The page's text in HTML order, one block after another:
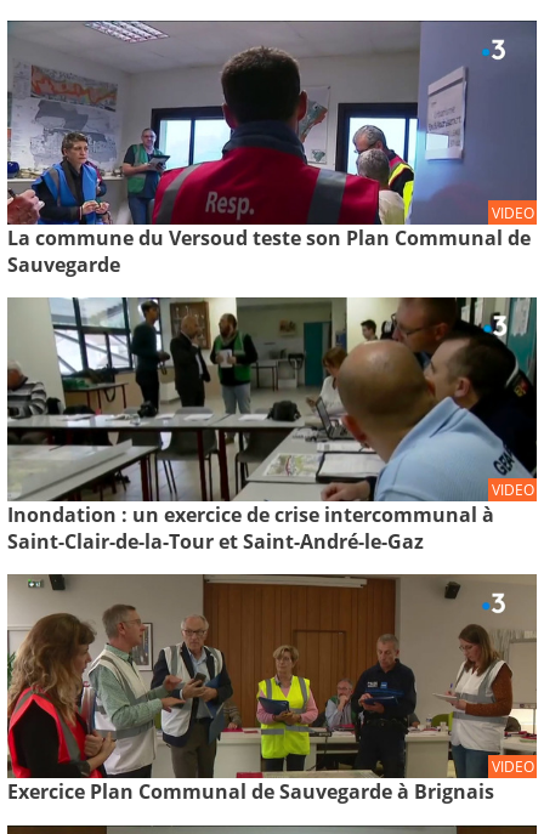
VIDEO
La commune du Versoud teste son Plan Communal de
Sauvegarde
VIDEO
Inondation : un exercice de crise intercommunal à
Saint-Clair-de-la-Tour et Saint-André-le-Gaz
VIDEO
Exercice Plan Communal de Sauvegarde à Brignais